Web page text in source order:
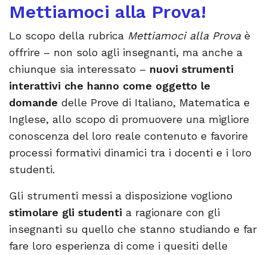
Mettiamoci alla Prova!
Lo scopo della rubrica Mettiamoci alla Prova è
offrire – non solo agli insegnanti, ma anche a
chiunque sia interessato – nuovi strumenti
interattivi che hanno come oggetto le
domande delle Prove di Italiano, Matematica e
Inglese, allo scopo di promuovere una migliore
conoscenza del loro reale contenuto e favorire
processi formativi dinamici tra i docenti e i loro
studenti.
Gli strumenti messi a disposizione vogliono
stimolare gli studenti a ragionare con gli
insegnanti su quello che stanno studiando e far
fare loro esperienza di come i quesiti delle